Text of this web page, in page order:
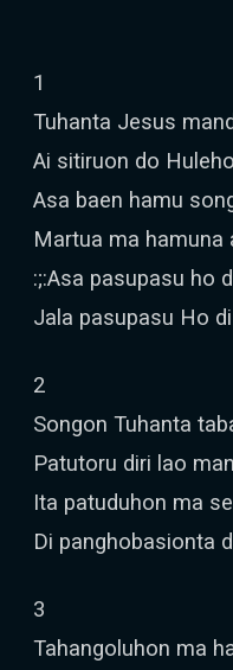
1
Tuhanta Jesus
Ai sitiruon do
Asa baen hamu
Martua ma hamuna
:;:Asa pasupasu ho
Jala pasupasu Ho
2
Songon Tuhanta
Patutoru diri lao
Ita patuduhon ma
Di panghobasionta
3
Tahangoluhon ma